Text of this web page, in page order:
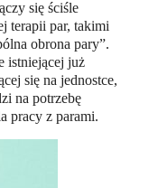
się ściśle
terapii par, takimi
obrona pary”.
istniejącej już
się na jednostce,
na potrzebę
pracy z parami.